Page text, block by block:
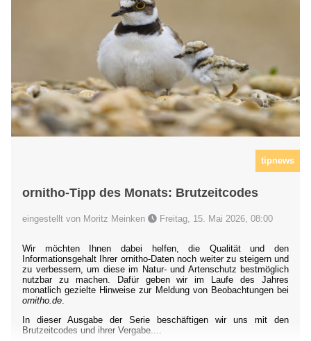
tipnews
ornitho-Tipp des Monats: Brutzeitcodes
eingestellt von Moritz Meinken Freitag, 15. Mai 2026, 08:00
Wir möchten Ihnen dabei helfen, die Qualität und den
Informationsgehalt Ihrer ornitho-Daten noch weiter zu steigern und
zu verbessern, um diese im Natur- und Artenschutz bestmöglich
nutzbar zu machen. Dafür geben wir im Laufe des Jahres
monatlich gezielte Hinweise zur Meldung von Beobachtungen bei
ornitho.de.
In dieser Ausgabe der Serie beschäftigen wir uns mit den
Brutzeitcodes und ihrer Vergabe....